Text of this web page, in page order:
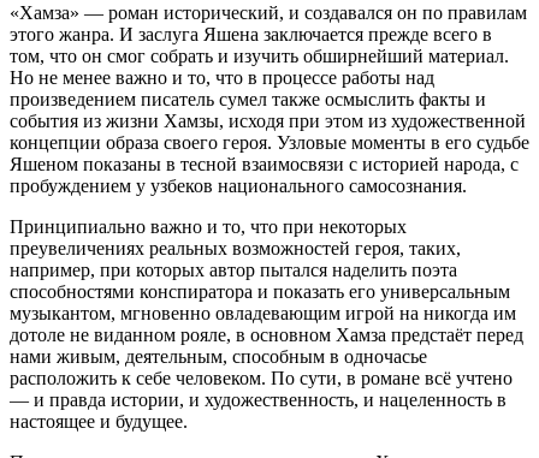
«Хамза» — роман исторический, и создавался он по правилам
этого жанра. И заслуга Яшена заключается прежде всего в
том, что он смог собрать и изучить обширнейший материал.
Но не менее важно и то, что в процессе работы над
произведением писатель сумел также осмыслить факты и
события из жизни Хамзы, исходя при этом из художественной
концепции образа своего героя. Узловые моменты в его судьбе
Яшеном показаны в тесной взаимосвязи с историей народа, с
пробуждением у узбеков национального самосознания.
Принципиально важно и то, что при некоторых
преувеличениях реальных возможностей героя, таких,
например, при которых автор пытался наделить поэта
способностями конспиратора и показать его универсальным
музыкантом, мгновенно овладевающим игрой на никогда им
дотоле не виданном рояле, в основном Хамза предстаёт перед
нами живым, деятельным, способным в одночасье
расположить к себе человеком. По сути, в романе всё учтено
— и правда истории, и художественность, и нацеленность в
настоящее и будущее.